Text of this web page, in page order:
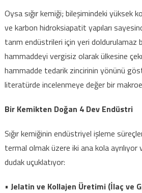
Oysa sığır kemiği; bileşimindeki yüksek
ve karbon hidroksiapatit yapıları
tarım endüstrileri için yeri doldurulamaz
hammaddeyi vergisiz olarak ülkesine
hammadde tedarik zincirinin yönünü
literatürde incelenmeye değer bir
Bir Kemikten Doğan 4 Dev Endüstri
Sığır kemiğinin endüstriyel işleme
termal olmak üzere iki ana kola ayrılıyor
dudak uçuklatıyor:
• Jelatin ve Kollajen Üretimi (İlaç ve